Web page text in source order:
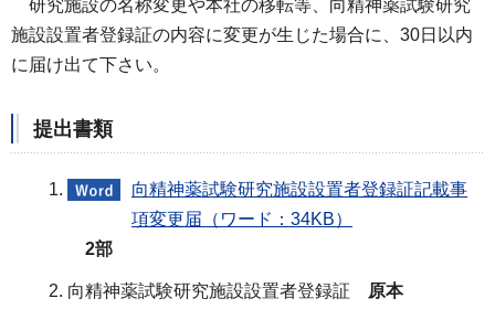
研究施設の名称変更や本社の移転等、向精神薬試験研究
施設設置者登録証の内容に変更が生じた場合に、30日以内
に届け出て下さい。
提出書類
向精神薬試験研究施設設置者登録証記載事
項変更届（ワード：34KB）
2部
向精神薬試験研究施設設置者登録証 原本